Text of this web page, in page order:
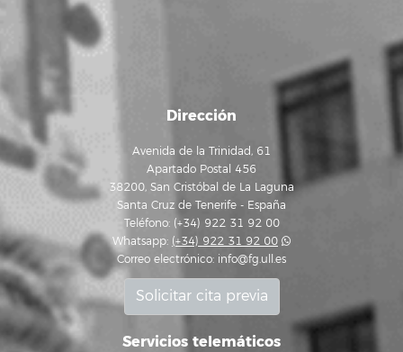
Dirección
Avenida de la Trinidad, 61
Apartado Postal 456
38200, San Cristóbal de La Laguna
Santa Cruz de Tenerife - España
Teléfono: (+34) 922 31 92 00
Whatsapp: (+34) 922 31 92 00
Correo electrónico: info@fg.ull.es
Solicitar cita previa
Servicios telemáticos